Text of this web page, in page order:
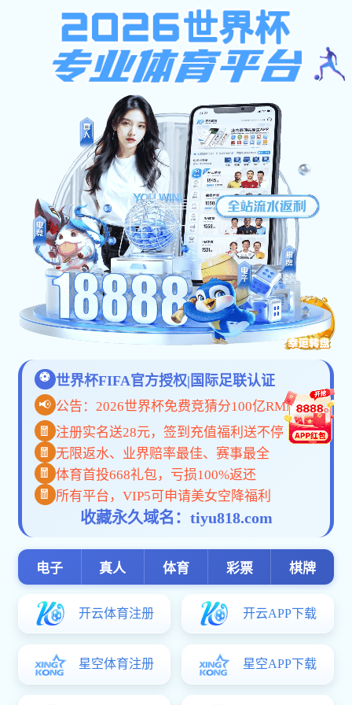
不限ip注册送37元,西班牙足球
甲级联赛,凯旋官网